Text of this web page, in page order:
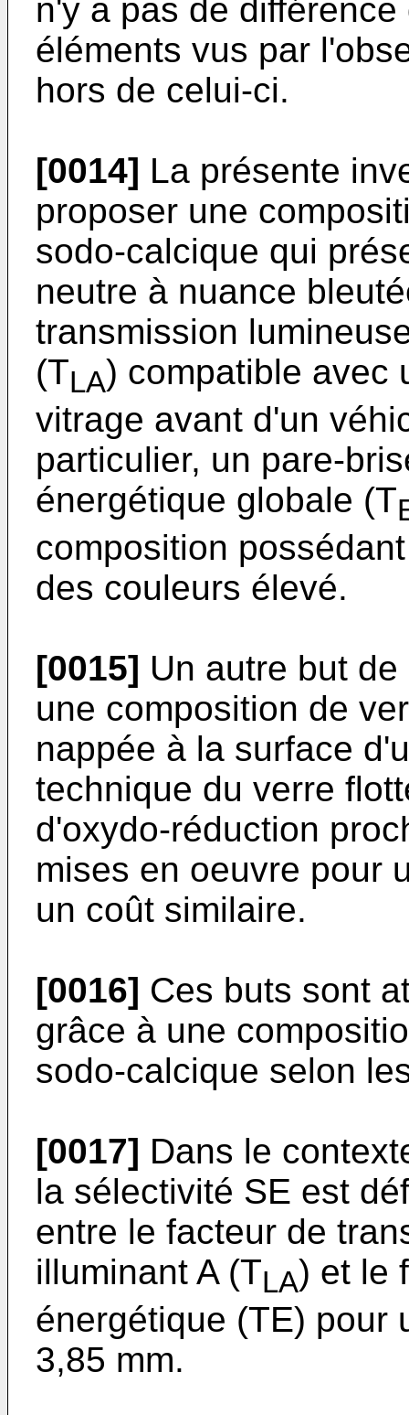
n'y a pas de
éléments vus par
hors de celui-ci.
[0014] La présente
proposer une
sodo-calcique qui
neutre à nuance
transmission
(TLA) compatible avec
vitrage avant d'un
particulier, un pare-
énergétique globale (T
composition
des couleurs élevé.
[0015] Un autre but
une composition de
nappée à la surface
technique du verre
d'oxydo-réduction
mises en oeuvre pour
un coût similaire.
[0016] Ces buts sont
grâce à une
sodo-calcique selon
[0017] Dans le
la sélectivité SE est
entre le facteur de
illuminant A (TLA) et le
énergétique (TE) pour
3,85 mm.